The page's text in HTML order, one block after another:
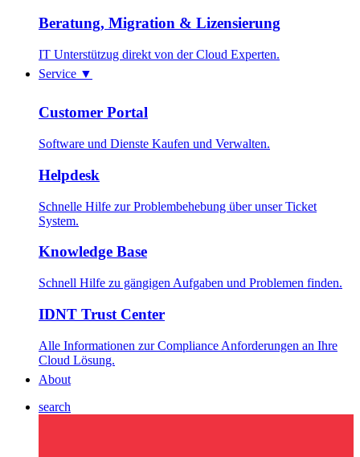
Beratung, Migration & Lizensierung
IT Unterstützug direkt von der Cloud Experten.
Service ▼
Customer Portal
Software und Dienste Kaufen und Verwalten.
Helpdesk
Schnelle Hilfe zur Problembehebung über unser Ticket
System.
Knowledge Base
Schnell Hilfe zu gängigen Aufgaben und Problemen finden.
IDNT Trust Center
Alle Informationen zur Compliance Anforderungen an Ihre
Cloud Lösung.
About
search